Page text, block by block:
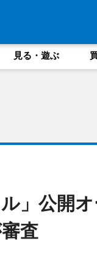
見る・遊ぶ
」公開
査